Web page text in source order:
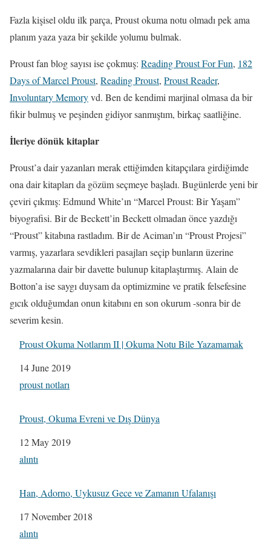
Fazla kişisel oldu ilk parça, Proust okuma notu olmadı pek ama
planım yaza yaza bir şekilde yolumu bulmak.
Proust fan blog sayısı ise çokmuş: Reading Proust For Fun, 182
Days of Marcel Proust, Reading Proust, Proust Reader,
Involuntary Memoryvd. Ben de kendimi marjinal olmasa da bir
fikir bulmuş ve peşinden gidiyor sanmıştım, birkaç saatliğine.
İleriye dönük kitaplar
Proust’a dair yazanları merak ettiğimden kitapçılara girdiğimde
ona dair kitapları da gözüm seçmeye başladı. Bugünlerde yeni bir
çeviri çıkmış: Edmund White’ın “Marcel Proust: Bir Yaşam”
biyografisi. Bir de Beckett’in Beckett olmadan önce yazdığı
“Proust” kitabına rastladım. Bir de Aciman’ın “Proust Projesi”
varmış, yazarlara sevdikleri pasajları seçip bunların üzerine
yazmalarına dair bir davette bulunup kitaplaştırmış. Alain de
Botton’a ise saygı duysam da optimizmine ve pratik felsefesine
gıcık olduğumdan onun kitabını en son okurum -sonra bir de
severim kesin.
Proust Okuma Notlarım II | Okuma Notu Bile Yazamamak
Date
14 June 2019
In relation to
proust notları
Proust, Okuma Evreni ve Dış Dünya
Date
12 May 2019
In relation to
alıntı
Han, Adorno, Uykusuz Gece ve Zamanın Ufalanışı
Date
17 November 2018
In relation to
alıntı